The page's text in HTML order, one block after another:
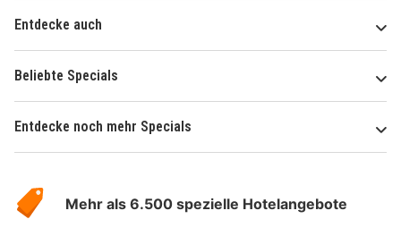
Entdecke auch
Beliebte Specials
Entdecke noch mehr Specials
Hotelspecials
Mehr als 6.500 spezielle Hotelangebote